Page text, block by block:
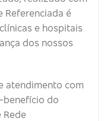
Referenciada é
e hospitais
dos nossos
atendimento com
benefício do
Rede